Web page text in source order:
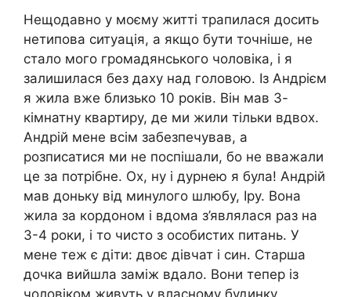
Нещодавно у моєму житті трапилася досить
нетипова ситуація, а якщо бути точніше, не
стало мого громадянського чоловіка, і я
залишилася без даху над головою. Із Андрієм
я жила вже близько 10 років. Він мав 3-
кімнатну квартиру, де ми жили тільки вдвох.
Андрій мене всім забезпечував, а
розписатися ми не поспішали, бо не вважали
це за потрібне. Ох, ну і дурнею я була! Андрій
мав доньку від минулого шлюбу, Іру. Вона
жила за кордоном і вдома з’являлася раз на
3-4 роки, і то чисто з особистих питань. У
мене теж є діти: двоє дівчат і син. Старша
дочка вийшла заміж вдало. Вони тепер із
чоловіком живуть у власному будинку,